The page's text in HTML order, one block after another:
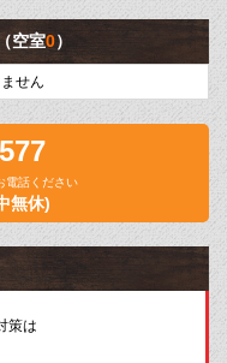
（空室0）
せん
電話ください
無休)
策は